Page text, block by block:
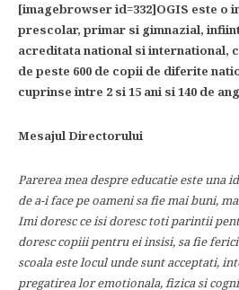
[imagebrowser id=332]OGIS este o
prescolar, primar si gimnazial,
acreditata national si international,
de peste 600 de copii de diferite
cuprinse intre 2 si 15 ani si 140 de
Mesajul Directorului
Parerea mea despre educatie este una
de a-i face pe oameni sa fie mai buni,
Imi doresc ce isi doresc toti parintii
doresc copiii pentru ei insisi, sa fie
scoala este locul unde sunt acceptati,
pregatirea lor emotionala, fizica si